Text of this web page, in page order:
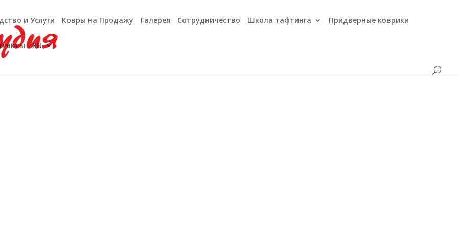
и Услуги Ковры на Продажу Галерея Сотрудничество Школа тафтинга Придверные коврики
RU